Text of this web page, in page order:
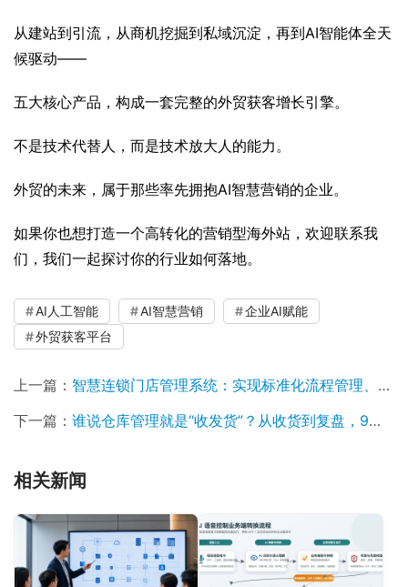
从建站到引流，从商机挖掘到私域沉淀，再到AI智能体全天
候驱动——
五大核心产品，构成一套完整的外贸获客增长引擎。
不是技术代替人，而是技术放大人的能力。
外贸的未来，属于那些率先拥抱AI智慧营销的企业。
如果你也想打造一个高转化的营销型海外站，欢迎联系我
们，我们一起探讨你的行业如何落地。
AI人工智能 AI智慧营销
企业AI赋能
外贸获客平台
上一篇： 智慧连锁门店管理系统：实现标准化流程管理、实时销售监控和会员精准营销
下一篇： 谁说仓库管理就是“收发货”？从收货到复盘，9大核心模块一次讲清楚！
相关新闻